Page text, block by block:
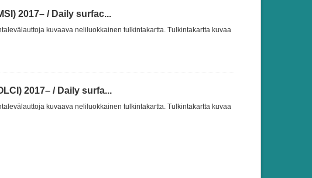
2017– / Daily surfac...
kuvaava neliluokkainen tulkintakartta. Tulkintakartta kuvaa
2017– / Daily surfa...
kuvaava neliluokkainen tulkintakartta. Tulkintakartta kuvaa